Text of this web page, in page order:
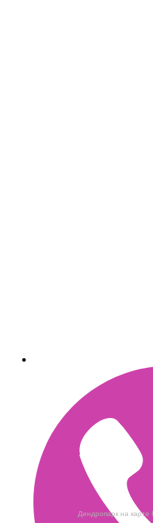
Дендропарк на